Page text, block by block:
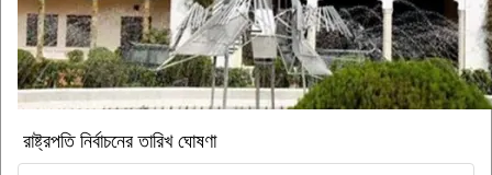
রাষ্ট্রপতি নির্বাচনের তারিখ ঘোষণা